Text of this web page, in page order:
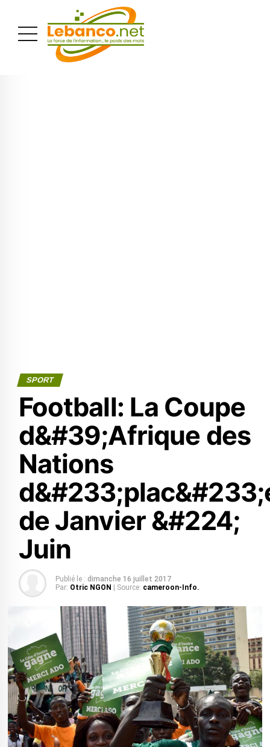
SPORT
Football: La Coupe
d&#39;Afrique des
Nations
de Janvier &#224;
Juin
Publié le : dimanche 16 juillet 2017
Par: Otric NGON | Source: cameroon-Info.